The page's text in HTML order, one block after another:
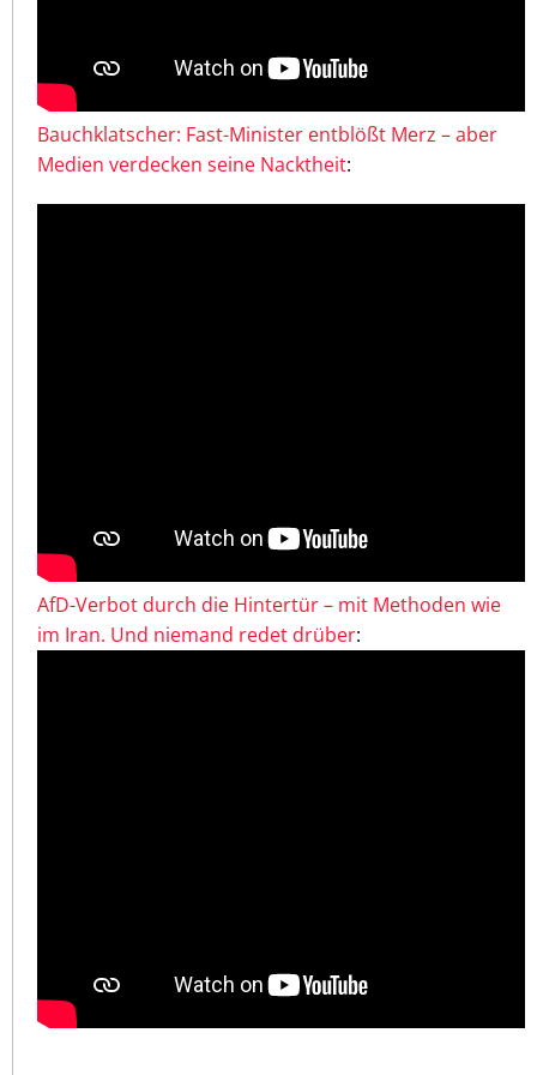
Bauchklatscher: Fast-Minister entblößt Merz – aber
Medien verdecken seine Nacktheit:
AfD-Verbot durch die Hintertür – mit Methoden wie
im Iran. Und niemand redet drüber: